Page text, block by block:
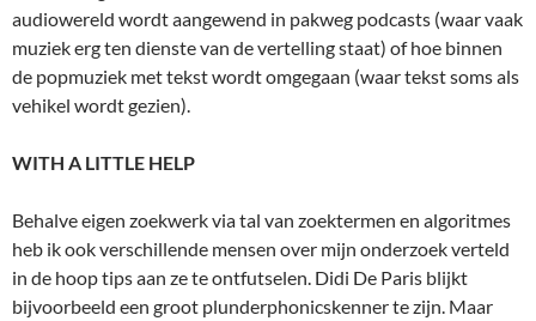
audiowereld wordt aangewend in pakweg podcasts (waar vaak
muziek erg ten dienste van de vertelling staat) of hoe binnen
de popmuziek met tekst wordt omgegaan (waar tekst soms als
vehikel wordt gezien).
WITH A LITTLE HELP
Behalve eigen zoekwerk via tal van zoektermen en algoritmes
heb ik ook verschillende mensen over mijn onderzoek verteld
in de hoop tips aan ze te ontfutselen. Didi De Paris blijkt
bijvoorbeeld een groot plunderphonicskenner te zijn. Maar